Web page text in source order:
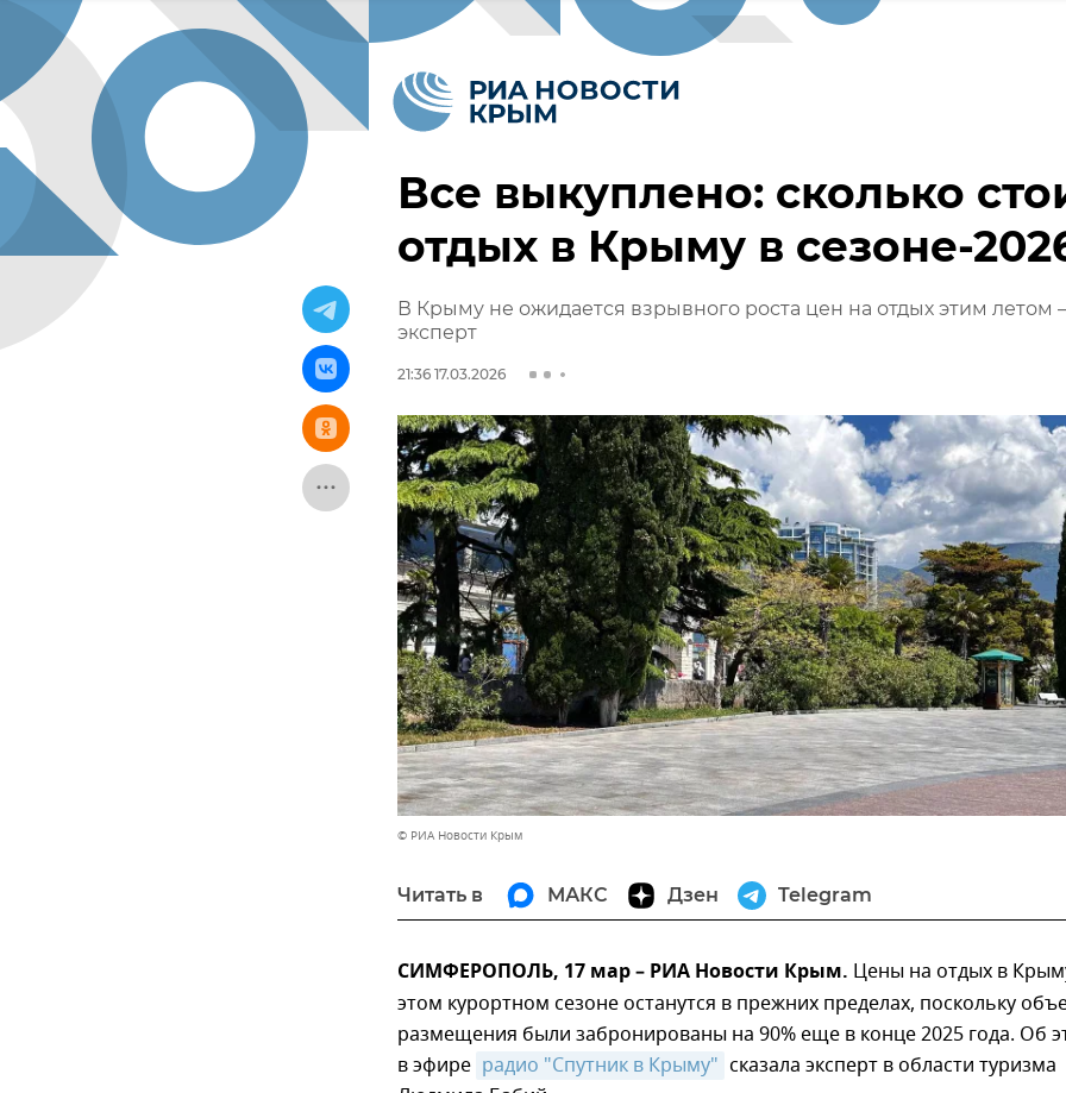
Все выкуплено: сколько
отдых в Крыму в сезоне-
В Крыму не ожидается взрывного роста цен на отдых этим летом –
эксперт
21:36 17.03.2026
© РИА Новости Крым
Читать в МАКС Дзен Telegram
СИМФЕРОПОЛЬ, 17 мар – РИА Новости Крым. Цены на отдых в
этом курортном сезоне останутся в прежних пределах, поскольку
размещения были забронированы на 90% еще в конце 2025 года. Об
в эфире радио "Спутник в Крыму" сказала эксперт в области туризма